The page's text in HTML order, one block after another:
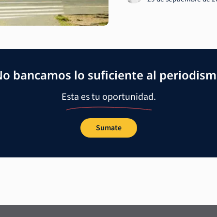
bancamos lo suficiente al
Esta es tu oportunidad.
Sumate